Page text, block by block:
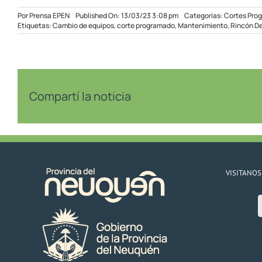
PorPrensa EPEN Published On: 13/03/23 3:08 pm Categorías:Cortes
Etiquetas:Cambio de equipos,corte programado,Mantenimiento,Rincón
Compartí la noticia